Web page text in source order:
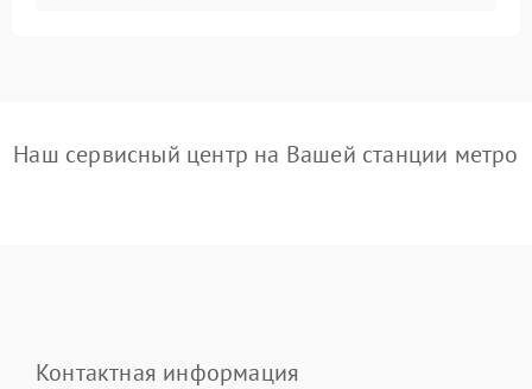
Наш сервисный центр на Вашей станции метро
Контактная информация